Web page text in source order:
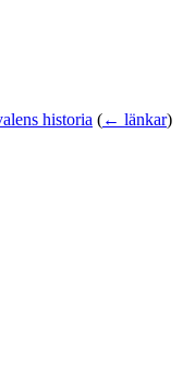
historia (← länkar)